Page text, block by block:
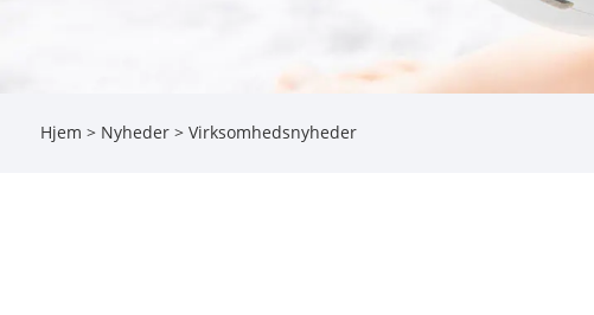
Hjem > Nyheder> Virksomhedsnyheder